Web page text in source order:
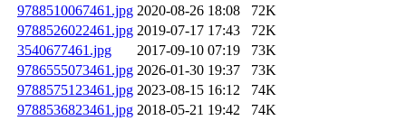
9788510067461.jpg 2020-08-26 18:08
72K
9788526022461.jpg 2019-07-17 17:43
72K
3540677461.jpg
2017-09-10 07:19
73K
9786555073461.jpg 2026-01-30 19:37
73K
9788575123461.jpg 2023-08-15 16:12
74K
9788536823461.jpg 2018-05-21 19:42
74K